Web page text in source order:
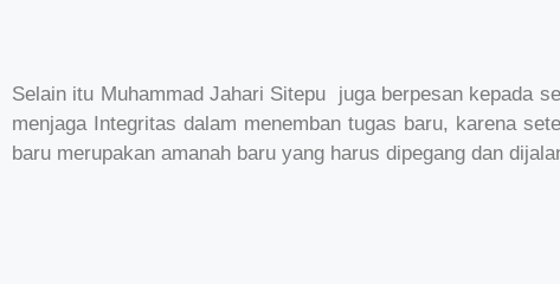
Selain itu Muhammad Jahari Sitepu juga berpesan kepada
menjaga Integritas dalam menemban tugas baru, karena
baru merupakan amanah baru yang harus dipegang dan